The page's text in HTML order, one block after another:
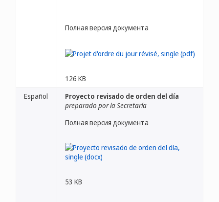
Полная версия документа
126 KB
Español
Proyecto revisado de orden del día
preparado por la Secretaría
Полная версия документа
53 KB